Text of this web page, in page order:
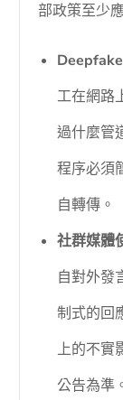
部政策至少
工在網路
過什麼管
程序必須
自轉傳。
社群媒體
自對外發
制式的回
上的不實
公告為準